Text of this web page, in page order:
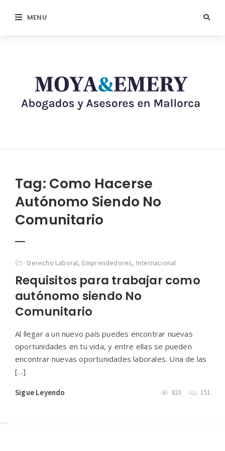
MENU
Tag: Como Hacerse
Autónomo Siendo No
Comunitario
Derecho Laboral, Emprendedores, Internacional
Requisitos para trabajar como
autónomo siendo No
Comunitario
Al llegar a un nuevo país puedes encontrar nuevas
oportunidades en tu vida, y entre ellas se pueden
encontrar nuevas oportunidades laborales. Una de las
[…]
Sigue Leyendo 823 151